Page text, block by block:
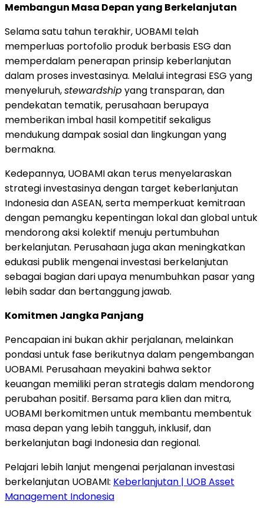
Membangun Masa Depan yang Berkelanjutan
Selama satu tahun terakhir, UOBAMI telah
memperluas portofolio produk berbasis ESG dan
memperdalam penerapan prinsip keberlanjutan
dalam proses investasinya. Melalui integrasi ESG yang
menyeluruh,stewardshipyang transparan, dan
pendekatan tematik, perusahaan berupaya
memberikan imbal hasil kompetitif sekaligus
mendukung dampak sosial dan lingkungan yang
bermakna.
Kedepannya, UOBAMI akan terus menyelaraskan
strategi investasinya dengan target keberlanjutan
Indonesiadan ASEAN, serta memperkuat kemitraan
dengan pemangku kepentingan lokal dan global untuk
mendorong aksi kolektif menuju pertumbuhan
berkelanjutan. Perusahaan juga akan meningkatkan
edukasi publik mengenai investasi berkelanjutan
sebagai bagian dari upaya menumbuhkan pasar yang
lebih sadar dan bertanggung jawab.
Komitmen Jangka Panjang
Pencapaian ini bukan akhir perjalanan, melainkan
pondasi untuk fase berikutnya dalam pengembangan
UOBAMI. Perusahaan meyakini bahwa sektor
keuangan memiliki peran strategis dalam mendorong
perubahan positif. Bersama para klien dan mitra,
UOBAMI berkomitmen untuk membantu membentuk
masa depan yang lebih tangguh, inklusif, dan
berkelanjutan bagi Indonesiadan regional.
Pelajari lebih lanjut mengenai perjalanan investasi
berkelanjutan UOBAMI: Keberlanjutan | UOB Asset
Management Indonesia